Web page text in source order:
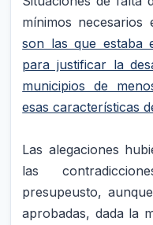
mínimos necesarios
son las que estaba
para justificar la
municipios de
esas características
Las alegaciones
las
presupeusto,
aprobadas, dada la